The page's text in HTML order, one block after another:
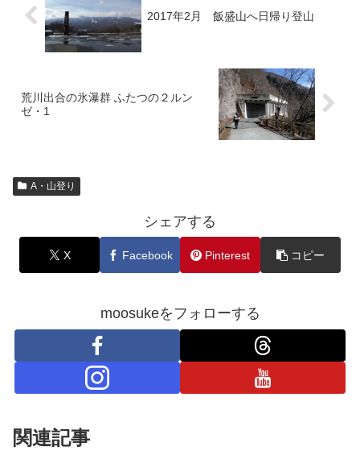
2017年2月 飯盛山へ日帰り登山
荒川出合の氷瀑群 ふたつの２ルン
ゼ・1
A・山登り
シェアする
X Facebook Pinterest コピー
moosukeをフォローする
関連記事